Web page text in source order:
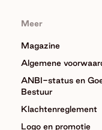
Meer
Magazine
Algemene
ANBI-status en
Bestuur
Klachtenreglement
Logo en promotie